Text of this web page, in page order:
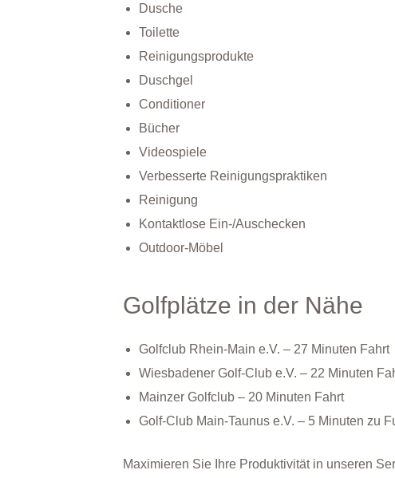
Dusche
Toilette
Reinigungsprodukte
Duschgel
Conditioner
Bücher
Videospiele
Verbesserte Reinigungspraktiken
Reinigung
Kontaktlose Ein-/Auschecken
Outdoor-Möbel
Golfplätze in der Nähe
Golfclub Rhein-Main e.V. – 27 Minuten Fahrt
Wiesbadener Golf-Club e.V. – 22 Minuten
Mainzer Golfclub – 20 Minuten Fahrt
Golf-Club Main-Taunus e.V. – 5 Minuten zu
Maximieren Sie Ihre Produktivität in unseren